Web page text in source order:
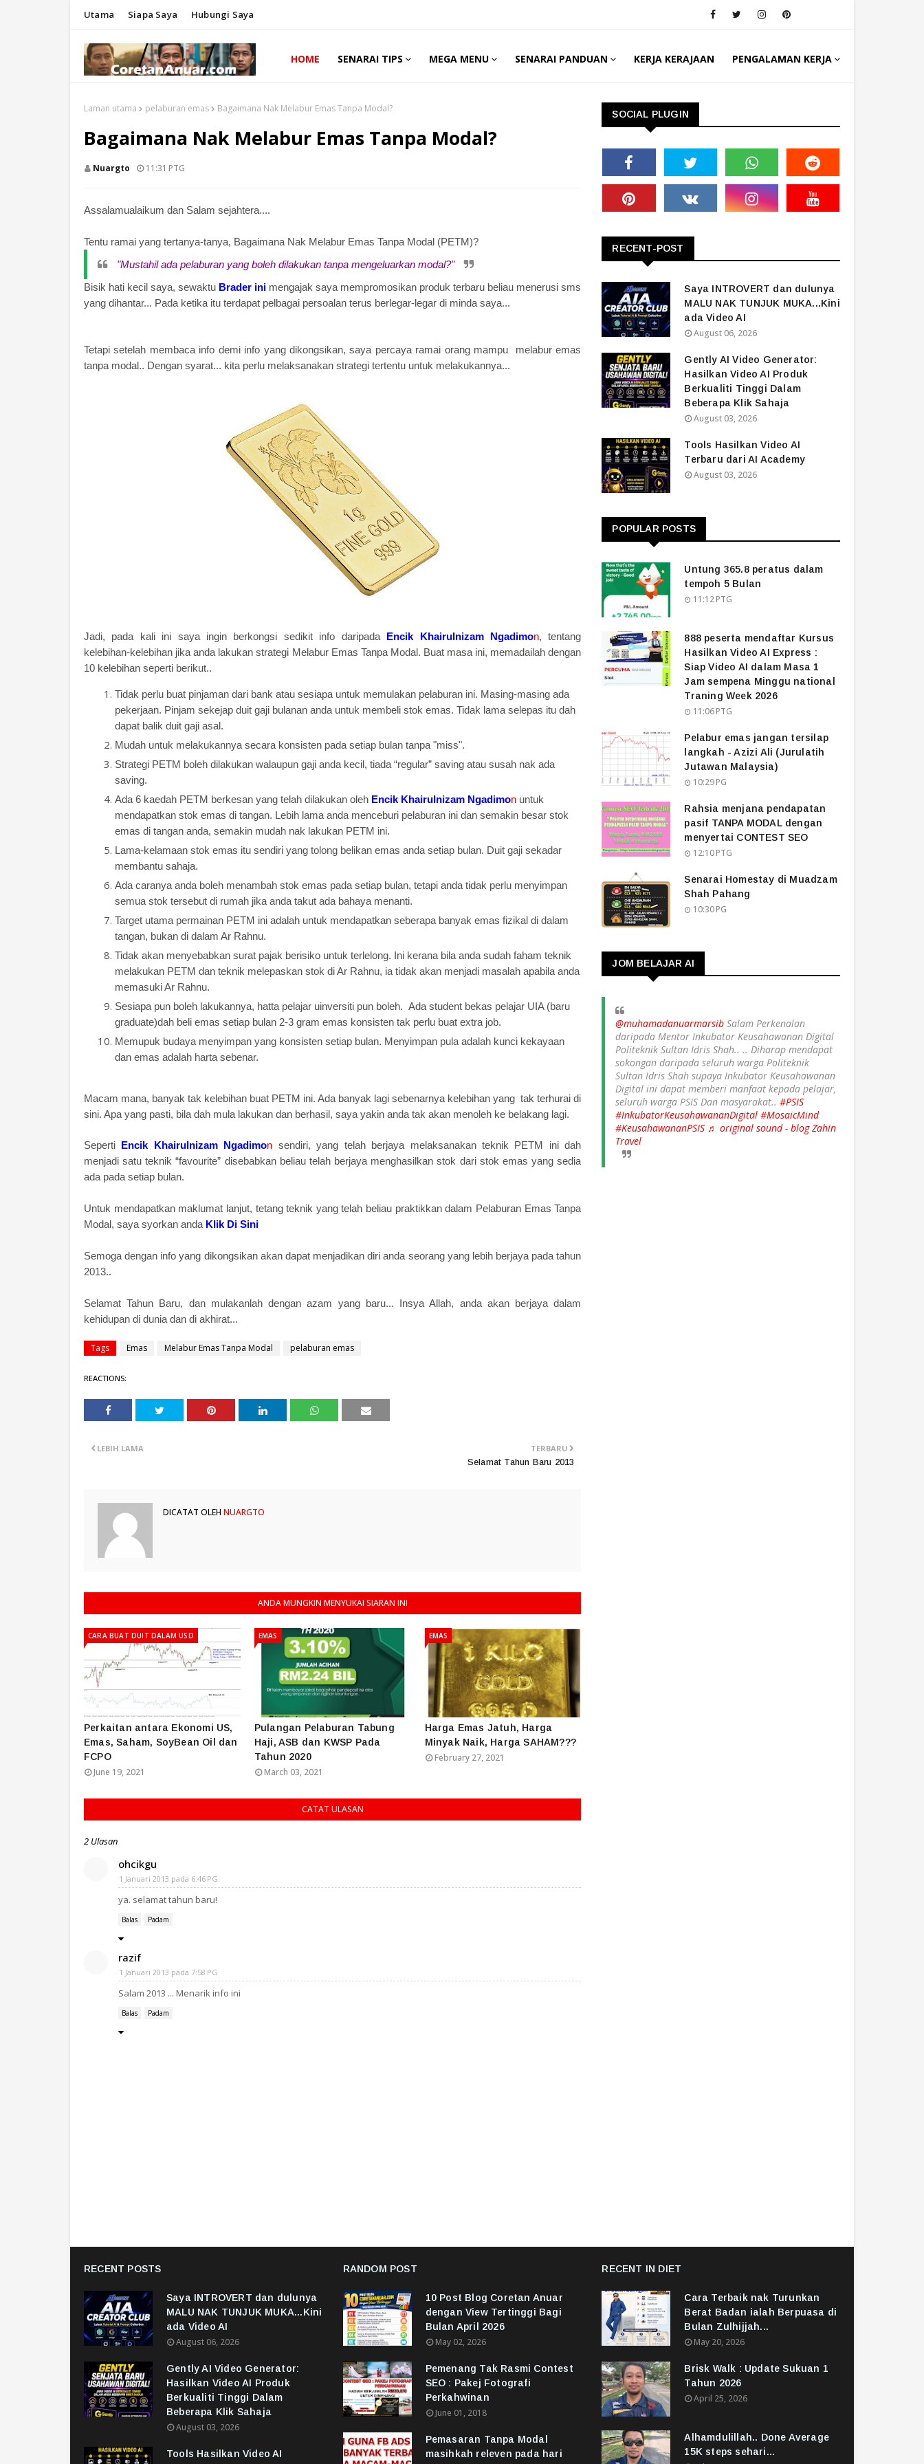
Utama Siapa Saya Hubungi Saya
HOME SENARAI TIPS MEGA MENU SENARAI PANDUAN KERJA KERAJAAN PENGALAMAN KERJA
Laman utama pelaburan emas Bagaimana Nak Melabur Emas Tanpa Modal?
Bagaimana Nak Melabur Emas Tanpa Modal?
Nuargto 11:31 PTG
Assalamualaikum dan Salam sejahtera....
Tentu ramai yang tertanya-tanya, Bagaimana Nak Melabur Emas Tanpa Modal (PETM)?
"Mustahil ada pelaburan yang boleh dilakukan tanpa mengeluarkan modal?"
Bisik hati kecil saya, sewaktu Brader ini mengajak saya mempromosikan produk terbaru beliau menerusi sms
yang dihantar... Pada ketika itu terdapat pelbagai persoalan terus berlegar-legar di minda saya...
Tetapi setelah membaca info demi info yang dikongsikan, saya percaya ramai orang mampu melabur emas
tanpa modal.. Dengan syarat... kita perlu melaksanakan strategi tertentu untuk melakukannya...
Jadi, pada kali ini saya ingin berkongsi sedikit info daripada Encik Khairulnizam Ngadimon, tentang
kelebihan-kelebihan jika anda lakukan strategi Melabur Emas Tanpa Modal. Buat masa ini, memadailah dengan
10 kelebihan seperti berikut..
Tidak perlu buat pinjaman dari bank atau sesiapa untuk memulakan pelaburan ini. Masing-masing ada
pekerjaan. Pinjam sekejap duit gaji bulanan anda untuk membeli stok emas. Tidak lama selepas itu dah
dapat balik duit gaji asal.
Mudah untuk melakukannya secara konsisten pada setiap bulan tanpa "miss".
Strategi PETM boleh dilakukan walaupun gaji anda kecil, tiada “regular” saving atau susah nak ada
saving.
Ada 6 kaedah PETM berkesan yang telah dilakukan oleh Encik Khairulnizam Ngadimon untuk
mendapatkan stok emas di tangan. Lebih lama anda menceburi pelaburan ini dan semakin besar stok
emas di tangan anda, semakin mudah nak lakukan PETM ini.
Lama-kelamaan stok emas itu sendiri yang tolong belikan emas anda setiap bulan. Duit gaji sekadar
membantu sahaja.
Ada caranya anda boleh menambah stok emas pada setiap bulan, tetapi anda tidak perlu menyimpan
semua stok tersebut di rumah jika anda takut ada bahaya menanti.
Target utama permainan PETM ini adalah untuk mendapatkan seberapa banyak emas fizikal di dalam
tangan, bukan di dalam Ar Rahnu.
Tidak akan menyebabkan surat pajak berisiko untuk terlelong. Ini kerana bila anda sudah faham teknik
melakukan PETM dan teknik melepaskan stok di Ar Rahnu, ia tidak akan menjadi masalah apabila anda
memasuki Ar Rahnu.
Sesiapa pun boleh lakukannya, hatta pelajar uinversiti pun boleh. Ada student bekas pelajar UIA (baru
graduate)dah beli emas setiap bulan 2-3 gram emas konsisten tak perlu buat extra job.
Memupuk budaya menyimpan yang konsisten setiap bulan. Menyimpan pula adalah kunci kekayaan
dan emas adalah harta sebenar.
Macam mana, banyak tak kelebihan buat PETM ini. Ada banyak lagi sebenarnya kelebihan yang tak terhurai di
sini. Apa yang pasti, bila dah mula lakukan dan berhasil, saya yakin anda tak akan menoleh ke belakang lagi.
Seperti Encik Khairulnizam Ngadimon sendiri, yang telah berjaya melaksanakan teknik PETM ini dah
menjadi satu teknik “favourite” disebabkan beliau telah berjaya menghasilkan stok dari stok emas yang sedia
ada pada setiap bulan.
Untuk mendapatkan maklumat lanjut, tetang teknik yang telah beliau praktikkan dalam Pelaburan Emas Tanpa
Modal, saya syorkan anda Klik Di Sini
Semoga dengan info yang dikongsikan akan dapat menjadikan diri anda seorang yang lebih berjaya pada tahun
2013..
Selamat Tahun Baru, dan mulakanlah dengan azam yang baru... Insya Allah, anda akan berjaya dalam
kehidupan di dunia dan di akhirat...
Tags Emas Melabur Emas Tanpa Modal pelaburan emas
REACTIONS:
TERBARU
Selamat Tahun Baru 2013
LEBIH LAMA
DICATAT OLEH NUARGTO
ANDA MUNGKIN MENYUKAI SIARAN INI
CARA BUAT DUIT DALAM USD
Perkaitan antara Ekonomi US,
Emas, Saham, SoyBean Oil dan
FCPO
June 19, 2021
EMAS
Pulangan Pelaburan Tabung
Haji, ASB dan KWSP Pada
Tahun 2020
March 03, 2021
EMAS
Harga Emas Jatuh, Harga
Minyak Naik, Harga SAHAM???
February 27, 2021
CATAT ULASAN
2 Ulasan
ohcikgu
1 Januari 2013 pada 6:46 PG
ya. selamat tahun baru!
Balas Padam
razif
1 Januari 2013 pada 7:58 PG
Salam 2013 ... Menarik info ini
Balas Padam
SOCIAL PLUGIN
RECENT-POST
Saya INTROVERT dan dulunya
MALU NAK TUNJUK MUKA...Kini
ada Video AI
August 06, 2026
Gently AI Video Generator:
Hasilkan Video AI Produk
Berkualiti Tinggi Dalam
Beberapa Klik Sahaja
August 03, 2026
Tools Hasilkan Video AI
Terbaru dari AI Academy
August 03, 2026
POPULAR POSTS
Untung 365.8 peratus dalam
tempoh 5 Bulan
11:12 PTG
888 peserta mendaftar Kursus
Hasilkan Video AI Express :
Siap Video AI dalam Masa 1
Jam sempena Minggu national
Traning Week 2026
11:06 PTG
Pelabur emas jangan tersilap
langkah - Azizi Ali (Jurulatih
Jutawan Malaysia)
10:29 PG
Rahsia menjana pendapatan
pasif TANPA MODAL dengan
menyertai CONTEST SEO
12:10 PTG
Senarai Homestay di Muadzam
Shah Pahang
10:30 PG
JOM BELAJAR AI
@muhamadanuarmarsib Salam Perkenalan
daripada Mentor Inkubator Keusahawanan Digital
Politeknik Sultan Idris Shah.. .. Diharap mendapat
sokongan daripada seluruh warga Politeknik
Sultan Idris Shah supaya Inkubator Keusahawanan
Digital ini dapat memberi manfaat kepada pelajar,
seluruh warga PSIS Dan masyarakat..#PSIS
#InkubatorKeusahawananDigital #MosaicMind
#KeusahawananPSIS ♬ original sound - blog Zahin
Travel
RECENT POSTS
Saya INTROVERT dan dulunya
MALU NAK TUNJUK MUKA...Kini
ada Video AI
August 06, 2026
Gently AI Video Generator:
Hasilkan Video AI Produk
Berkualiti Tinggi Dalam
Beberapa Klik Sahaja
August 03, 2026
Tools Hasilkan Video AI
RANDOM POST
10 Post Blog Coretan Anuar
dengan View Tertinggi Bagi
Bulan April 2026
May 02, 2026
Pemenang Tak Rasmi Contest
SEO : Pakej Fotografi
Perkahwinan
June 01, 2018
Pemasaran Tanpa Modal
masihkah releven pada hari
RECENT IN DIET
Cara Terbaik nak Turunkan
Berat Badan ialah Berpuasa di
Bulan Zulhijjah...
May 20, 2026
Brisk Walk : Update Sukuan 1
Tahun 2026
April 25, 2026
Alhamdulillah.. Done Average
15K steps sehari...